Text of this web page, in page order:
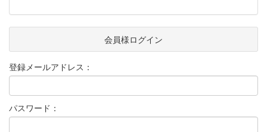
会員様ログイン
登録メールアドレス：
パスワード：